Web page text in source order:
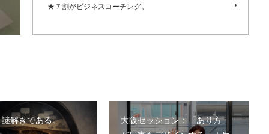
★７割がビジネスコーチング。
解きである。
大阪セッション：「あり方」